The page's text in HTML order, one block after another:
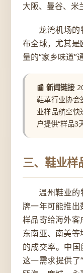
大阪、曼谷、米
龙湾机场的
布全球，尤其是
量的“家乡味道”
📰 新闻链接
鞋革行业协会
业样品航空快
户提供“样品3
三、鞋业样
温州鞋业的
牌一年可能推
样品寄给海外客
东南亚、南美
的成交率。中
这一需求提供了